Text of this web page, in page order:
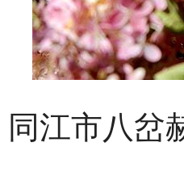
同江市八岔